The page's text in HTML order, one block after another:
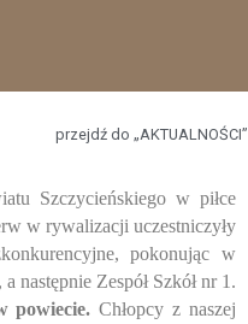
przejdź do „AKTUALNOŚCI”
Szczycieńskiego w piłce
w rywalizacji uczestniczyły
pokonując w
następnie Zespół Szkół nr 1.
powiecie. Chłopcy z naszej